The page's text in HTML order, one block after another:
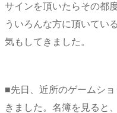
サインを頂いたらその都
ういろんな方に頂いてい
気もしてきました。
■先日、近所のゲームシ
きました。名簿を見ると